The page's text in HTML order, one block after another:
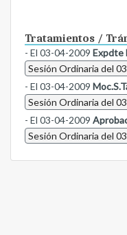
Tratamientos /
- El 03-04-2009 Expdte
Sesión Ordinaria del
- El 03-04-2009
Sesión Ordinaria del
- El 03-04-2009
Sesión Ordinaria del